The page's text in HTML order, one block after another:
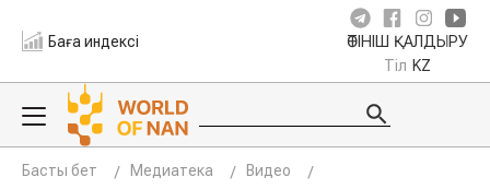
Баға индексі ӨТІНІШ ҚАЛДЫРУ
Тіл KZ
Басты бет Медиатека
Видео